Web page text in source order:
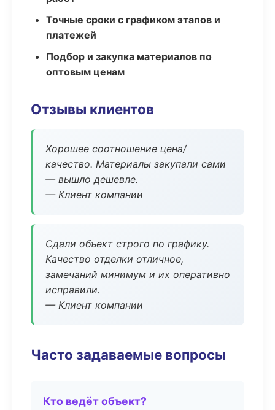
Точные сроки с графиком этапов и
платежей
Подбор и закупка материалов по
оптовым ценам
Отзывы клиентов
Хорошее соотношение цена/
качество. Материалы закупали сами
— вышло дешевле.
— Клиент компании
Сдали объект строго по графику.
Качество отделки отличное,
замечаний минимум и их оперативно
исправили.
— Клиент компании
Часто задаваемые вопросы
Кто ведёт объект?